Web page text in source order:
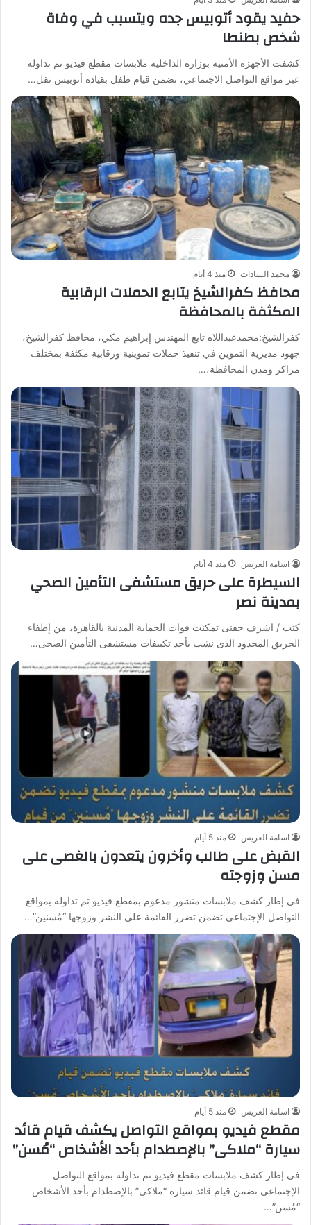
حفيد يقود أتوبيس جده ويتسبب في وفاة
شخص بطنطا
كشفت الأجهزة الأمنية بوزارة الداخلية ملابسات مقطع فيديو تم تداوله
عبر مواقع التواصل الاجتماعي، تضمن قيام طفل بقيادة أتوبيس نقل…
محمد السادات منذ 4 أيام
محافظ كفرالشيخ يتابع الحملات الرقابية
المكثفة بالمحافظة
كفرالشيخ:محمدعبداللاه تابع المهندس إبراهيم مكي، محافظ كفرالشيخ،
جهود مديرية التموين في تنفيذ حملات تموينية ورقابية مكثفة بمختلف
مراكز ومدن المحافظة،…
اسامة العريس منذ 4 أيام
السيطرة على حريق مستشفى التأمين الصحي
بمدينة نصر
كتب / اشرف حفنى تمكنت قوات الحماية المدنية بالقاهرة، من إطفاء
الحريق المحدود الذى نشب بأحد تكييفات مستشفى التأمين الصحى…
اسامة العريس منذ 5 أيام
القبض على طالب وأخرون يتعدون بالغصى على
مسن وزوجته
فى إطار كشف ملابسات منشور مدعوم بمقطع فيديو تم تداوله بمواقع
التواصل الإجتماعى تضمن تضرر القائمة على النشر وزوجها “مُسنين”…
اسامة العريس منذ 5 أيام
مقطع فيديو بمواقع التواصل يكشف قيام قائد
سيارة “ملاكى” بالإصطدام بأحد الأشخاص “مُسن”
فى إطار كشف ملابسات مقطع فيديو تم تداوله بمواقع التواصل
الإجتماعى تضمن قيام قائد سيارة “ملاكى” بالإصطدام بأحد الأشخاص
“مُسن”…